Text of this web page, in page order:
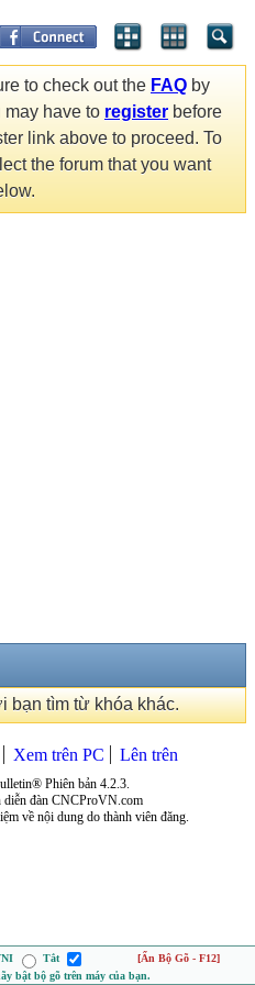
to check out the FAQ by
have to register before
link above to proceed. To
the forum that you want
bạn tìm từ khóa khác.
Xem trên PC Lên trên
Phiên bản 4.2.3.
diễn đàn CNCProVN.com
về nội dung do thành viên đăng.
Tắt
[Ẩn Bộ Gõ - F12]
bật bộ gõ trên máy của bạn.